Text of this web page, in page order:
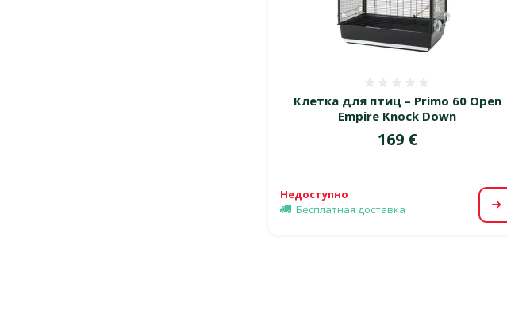
Клетка для птиц – Primo 60 Open
Empire Knock Down
Цена
169 €
Недоступно
Бесплатная доставка